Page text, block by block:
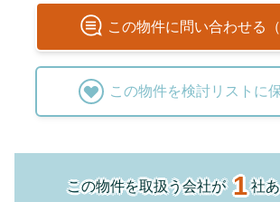
この物件に問い合わせる（
この物件を検討リストに
この物件を取扱う会社が1社あ